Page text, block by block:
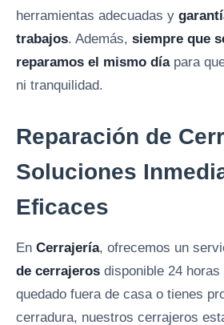
herramientas adecuadas y
trabajos. Además, siempre que
reparamos el mismo díapara
ni tranquilidad.
Reparación de
Soluciones
Eficaces
En Cerrajería, ofrecemos un
de cerrajeros disponible 24
quedado fuera de casa o tienes
cerradura, nuestros cerrajeros